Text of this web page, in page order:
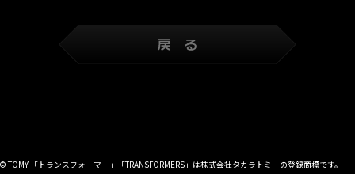
© TOMY 「トランスフォーマー」「TRANSFORMERS」は株式会社タカラトミーの登録商標です。